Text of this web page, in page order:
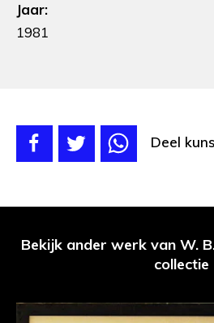
Jaar:
1981
Deel
Bekijk ander werk van W.
collectie